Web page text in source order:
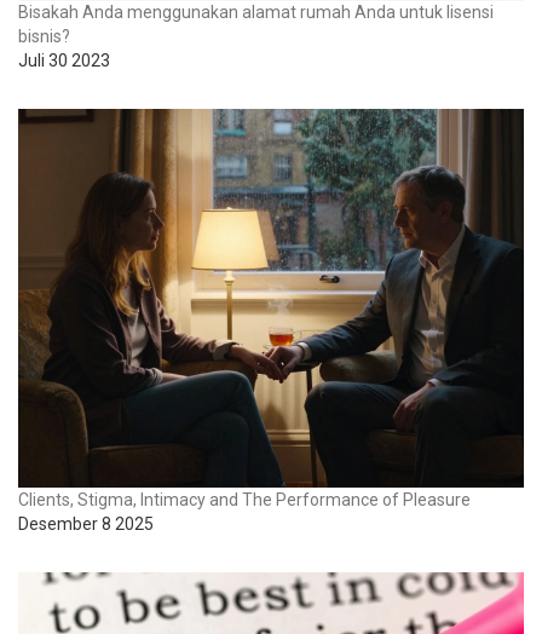
Bisakah Anda menggunakan alamat rumah Anda untuk lisensi
bisnis?
Juli 30 2023
Clients, Stigma, Intimacy and The Performance of Pleasure
Desember 8 2025